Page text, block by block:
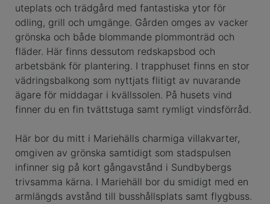
uteplats och trädgård med fantastiska ytor för
odling, grill och umgänge. Gården omges av vacker
grönska och både blommande plommonträd och
fläder. Här finns dessutom redskapsbod och
arbetsbänk för plantering. I trapphuset finns en stor
vädringsbalkong som nyttjats flitigt av nuvarande
ägare för middagar i kvällssolen. På husets vind
finner du en fin tvättstuga samt rymligt vindsförråd.
Här bor du mitt i Mariehälls charmiga villakvarter,
omgiven av grönska samtidigt som stadspulsen
infinner sig på kort gångavstånd i Sundbybergs
trivsamma kärna. I Mariehäll bor du smidigt med en
armlängds avstånd till busshållsplats samt flygbuss.